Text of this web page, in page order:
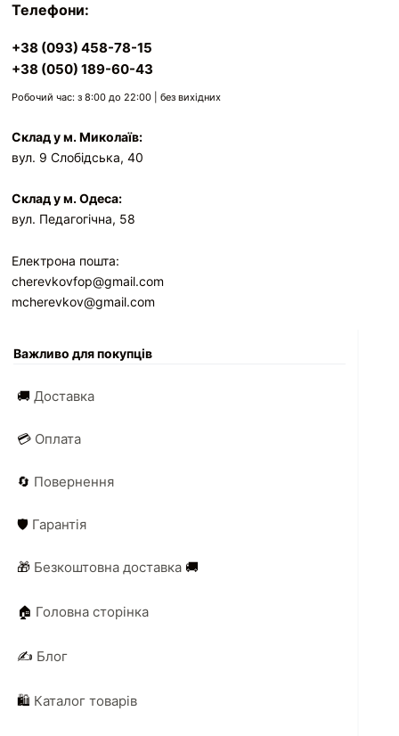
Телефони:
+38 (093) 458-78-15
+38 (050) 189-60-43
Робочий час: з 8:00 до 22:00 | без вихідних
Склад у м. Миколаїв:
вул. 9 Слобідська, 40
Склад у м. Одеса:
вул. Педагогічна, 58
Електрона пошта:
cherevkovfop@gmail.com
mcherevkov@gmail.com
Важливо для покупців
🚚Доставка
💳 Оплата
🔄 Повернення
🛡️ Гарантія
🎁 Безкоштовна доставка 🚚
🏠 Головна сторінка
✍️ Блог
🛍️ Каталог товарів